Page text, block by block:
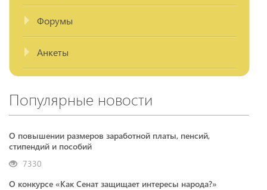
Форумы
Анкеты
Популярные новости
О повышении размеров заработной платы, пенсий,
стипендий и пособий
7330
О конкурсе «Как Сенат защищает интересы народа?»